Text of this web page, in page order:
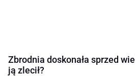
Zbrodnia doskonała sprzed
ją zlecił?